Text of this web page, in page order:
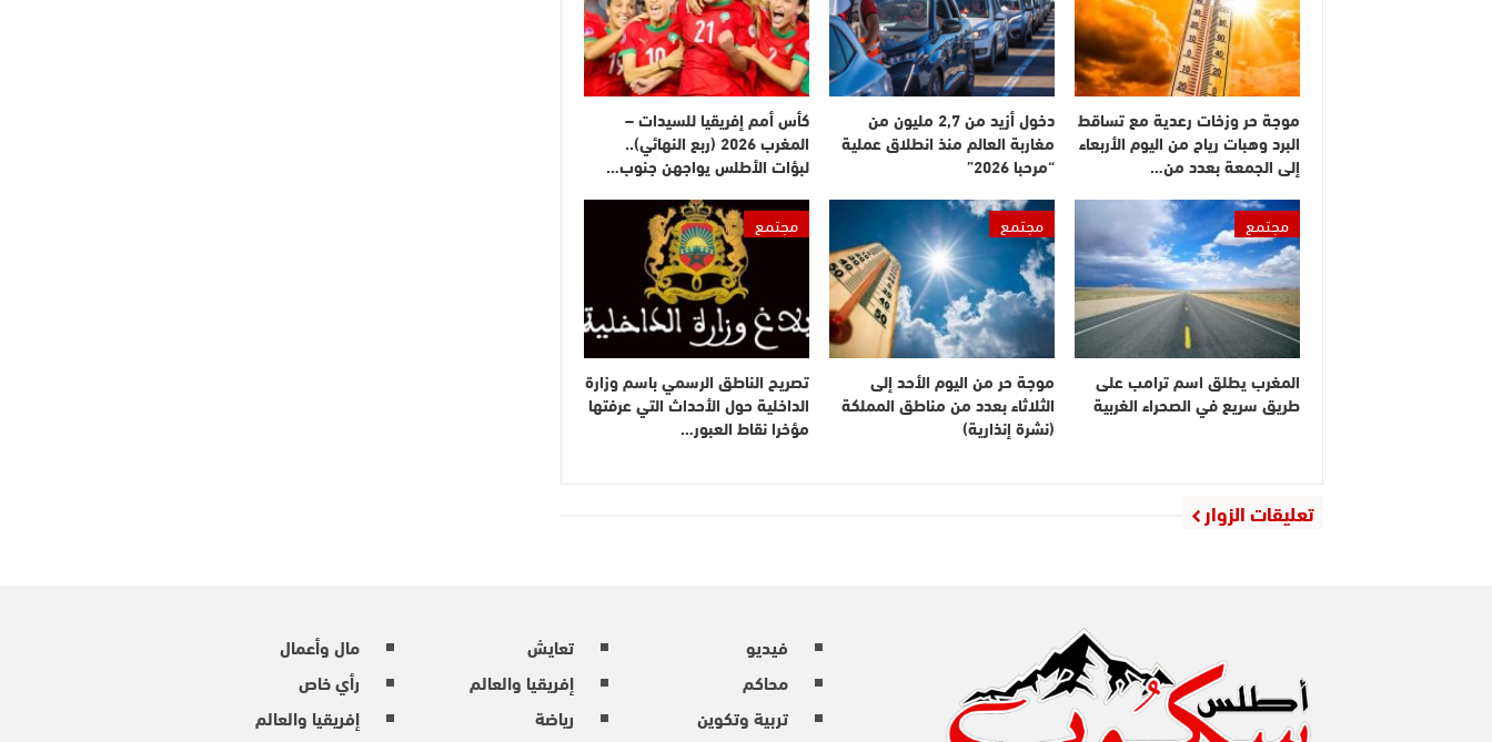
موجة حر وزخات رعدية مع تساقط
البرد وهبات رياح من اليوم الأربعاء
إلى الجمعة بعدد من…
دخول أزيد من 2,7 مليون من
مغاربة العالم منذ انطلاق عملية
“مرحبا 2026”
كأس أمم إفريقيا للسيدات –
المغرب 2026 (ربع النهائي)..
لبؤات الأطلس يواجهن جنوب…
مجتمع
المغرب يطلق اسم ترامب على
طريق سريع في الصحراء الغربية
مجتمع
موجة حر من اليوم الأحد إلى
الثلاثاء بعدد من مناطق المملكة
(نشرة إنذارية)
مجتمع
تصريح الناطق الرسمي باسم وزارة
الداخلية حول الأحداث التي عرفتها
مؤخرا نقاط العبور…
تعليقات الزوار
فيديو
محاكم
تربية وتكوين
تعايش
إفريقيا والعالم
رياضة
مال وأعمال
رأي خاص
إفريقيا والعالم